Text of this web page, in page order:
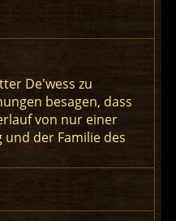
De'wess zu
besagen, dass
von nur einer
der Familie des